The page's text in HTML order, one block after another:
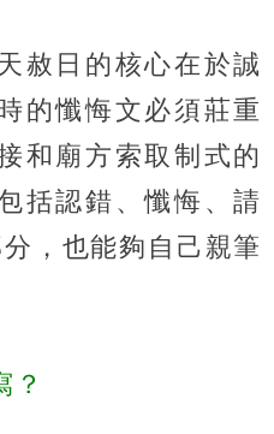
赦日的核心在於誠
的懺悔文必須莊重
和廟方索取制式的
括認錯、懺悔、請
，也能夠自己親筆
？